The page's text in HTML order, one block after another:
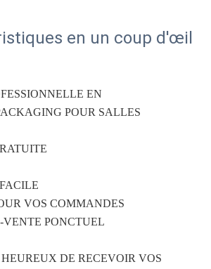
en un coup d'œil
EN
POUR SALLES
VOS COMMANDES
VENTE PONCTUEL
DE RECEVOIR VOS